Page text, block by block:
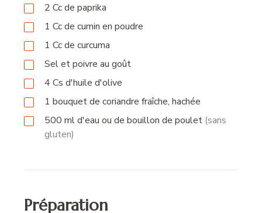
2 Ccde paprika
1 Ccde cumin en poudre
1 Ccde curcuma
Sel et poivre au goût
4 Cs d'huile d'olive
1 bouquetde coriandre fraîche, hachée
500 mld'eau ou de bouillon de poulet (sans
gluten)
Préparation